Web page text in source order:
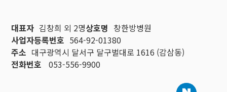
대표자 김창희 외 2명상호명 창한방병원
사업자등록번호 564-92-01380
주소 대구광역시 달서구 달구벌대로 1616 (감삼동)
전화번호
053-556-9900